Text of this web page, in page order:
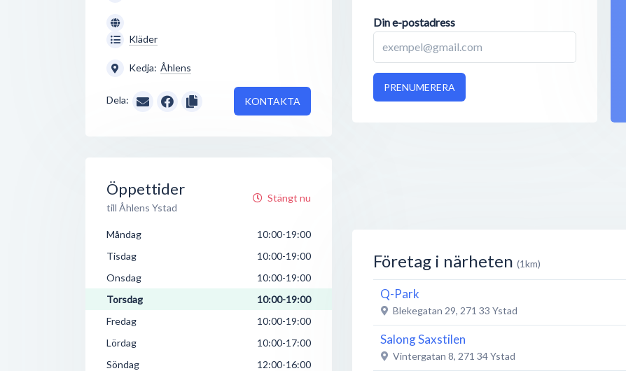
Kläder
Kedja: Åhlens
Dela: KONTAKTA
Öppettider
till Åhlens Ystad
Stängt nu
Måndag
10:00-19:00
Tisdag
10:00-19:00
Onsdag
10:00-19:00
Torsdag
10:00-19:00
Fredag
10:00-19:00
Lördag
10:00-17:00
Söndag
12:00-16:00
Din e-postadress
PRENUMERERA
Företag i närheten (1km)
Q-Park
Blekegatan 29, 271 33 Ystad
Salong Saxstilen
Vintergatan 8, 271 34Ystad